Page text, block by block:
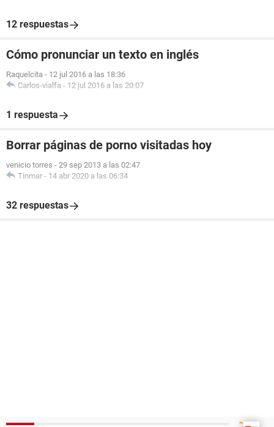
12 respuestas
Cómo pronunciar un texto en inglés
Raquelcita - 12 jul 2016 a las 18:36
Carlos-vialfa - 12 jul 2016 a las 20:07
1 respuesta
Borrar páginas de porno visitadas hoy
venicio torres - 29 sep 2013 a las 02:47
Tinmar - 14 abr 2020 a las 06:34
32 respuestas